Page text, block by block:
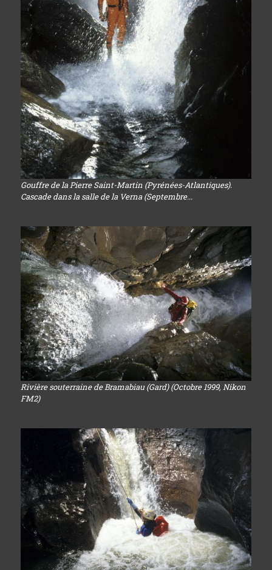
Gouffre de la Pierre Saint-Martin (Pyrénées-Atlantiques).
Cascade dans la salle de la Verna (Septembre...
Rivière souterraine de Bramabiau (Gard) (Octobre 1999, Nikon
FM2)